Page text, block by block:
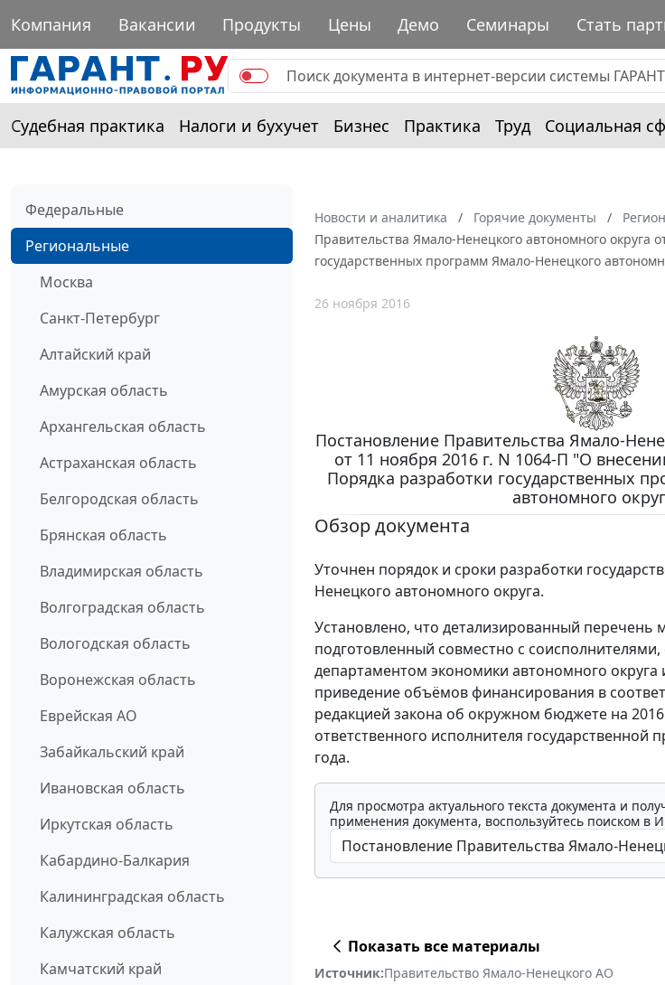
Компания Вакансии Продукты Цены Демо Семинары Стать
Судебная практика Налоги и бухучет Бизнес Практика Труд Социальная
Федеральные
Региональные
Москва
Санкт-Петербург
Алтайский край
Амурская область
Архангельская область
Астраханская область
Белгородская область
Брянская область
Владимирская область
Волгоградская область
Вологодская область
Воронежская область
Еврейская АО
Забайкальский край
Ивановская область
Иркутская область
Кабардино-Балкария
Калининградская область
Калужская область
Камчатский край
Новости и аналитика Горячие документы
Правительства Ямало-Ненецкого автономного
государственных программ Ямало-Ненецкого
26 ноября 2016
Постановление Правительства Ямало-
от 11 ноября 2016 г. N 1064-П "О
Порядка разработки государственных
автономного
Обзор документа
Уточнен порядок и сроки разработки
Ненецкого автономного округа.
Установлено, что детализированный перечень
подготовленный совместно с соисполнителями,
департаментом экономики автономного
приведение объёмов финансирования в
редакцией закона об окружном бюджете на
ответственного исполнителя государственной
года.
Для просмотра актуального текста документа и
применения документа, воспользуйтесь поиском в
Показать все материалы
Источник:Правительство Ямало-Ненецкого АО